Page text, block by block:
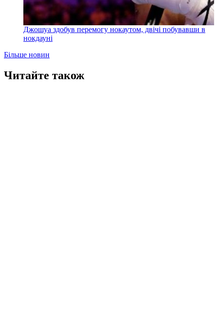
Джошуа здобув перемогу нокаутом, двічі побувавши в
нокдауні
Більше новин
Читайте також